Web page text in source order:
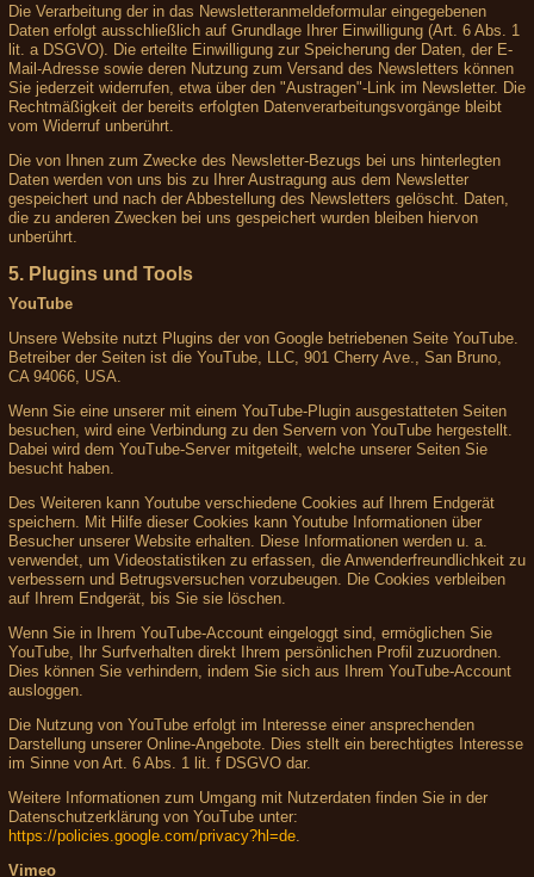
Die Verarbeitung der in das Newsletteranmeldeformular eingegebenen
Daten erfolgt ausschließlich auf Grundlage Ihrer Einwilligung (Art. 6 Abs. 1
lit. a DSGVO). Die erteilte Einwilligung zur Speicherung der Daten, der E-
Mail-Adresse sowie deren Nutzung zum Versand des Newsletters können
Sie jederzeit widerrufen, etwa über den "Austragen"-Link im Newsletter. Die
Rechtmäßigkeit der bereits erfolgten Datenverarbeitungsvorgänge bleibt
vom Widerruf unberührt.
Die von Ihnen zum Zwecke des Newsletter-Bezugs bei uns hinterlegten
Daten werden von uns bis zu Ihrer Austragung aus dem Newsletter
gespeichert und nach der Abbestellung des Newsletters gelöscht. Daten,
die zu anderen Zwecken bei uns gespeichert wurden bleiben hiervon
unberührt.
5. Plugins und Tools
YouTube
Unsere Website nutzt Plugins der von Google betriebenen Seite YouTube.
Betreiber der Seiten ist die YouTube, LLC, 901 Cherry Ave., San Bruno,
CA 94066, USA.
Wenn Sie eine unserer mit einem YouTube-Plugin ausgestatteten Seiten
besuchen, wird eine Verbindung zu den Servern von YouTube hergestellt.
Dabei wird dem YouTube-Server mitgeteilt, welche unserer Seiten Sie
besucht haben.
Des Weiteren kann Youtube verschiedene Cookies auf Ihrem Endgerät
speichern. Mit Hilfe dieser Cookies kann Youtube Informationen über
Besucher unserer Website erhalten. Diese Informationen werden u. a.
verwendet, um Videostatistiken zu erfassen, die Anwenderfreundlichkeit zu
verbessern und Betrugsversuchen vorzubeugen. Die Cookies verbleiben
auf Ihrem Endgerät, bis Sie sie löschen.
Wenn Sie in Ihrem YouTube-Account eingeloggt sind, ermöglichen Sie
YouTube, Ihr Surfverhalten direkt Ihrem persönlichen Profil zuzuordnen.
Dies können Sie verhindern, indem Sie sich aus Ihrem YouTube-Account
ausloggen.
Die Nutzung von YouTube erfolgt im Interesse einer ansprechenden
Darstellung unserer Online-Angebote. Dies stellt ein berechtigtes Interesse
im Sinne von Art. 6 Abs. 1 lit. f DSGVO dar.
Weitere Informationen zum Umgang mit Nutzerdaten finden Sie in der
Datenschutzerklärung von YouTube unter:
https://policies.google.com/privacy?hl=de
Vimeo